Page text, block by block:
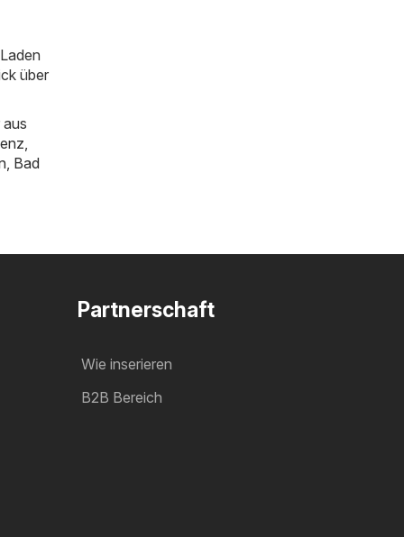
über
Bad
Partnerschaft
Wie inserieren
B2B Bereich